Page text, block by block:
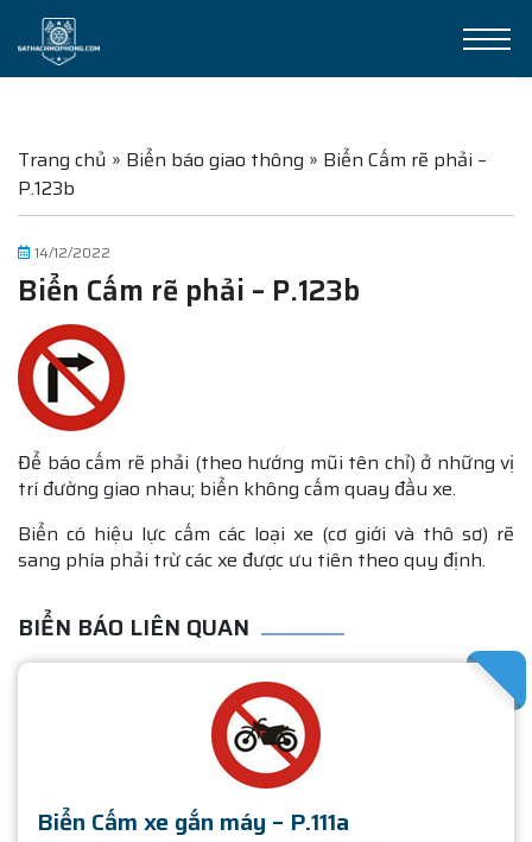
Trang chủ » Biển báo giao thông » Biển Cấm rẽ phải –
P.123b
14/12/2022
Biển Cấm rẽ phải – P.123b
Để báo cấm rẽ phải (theo hướng mũi tên chỉ) ở những vị
trí đường giao nhau; biển không cấm quay đầu xe.
Biển có hiệu lực cấm các loại xe (cơ giới và thô sơ) rẽ
sang phía phải trừ các xe được ưu tiên theo quy định.
BIỂN BÁO LIÊN QUAN
Biển Cấm xe gắn máy – P.111a